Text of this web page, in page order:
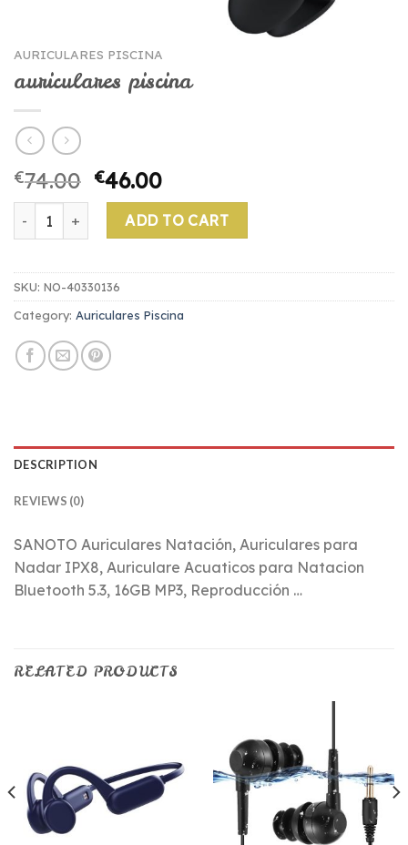
AURICULARES PISCINA
auriculares piscina
€74.00 €46.00
auriculares piscina quantity
ADD TO CART
SKU: NO-40330136
Category: Auriculares Piscina
DESCRIPTION
REVIEWS (0)
SANOTO Auriculares Natación, Auriculares para
Nadar IPX8, Auriculare Acuaticos para Natacion
Bluetooth 5.3, 16GB MP3, Reproducción …
RELATED PRODUCTS